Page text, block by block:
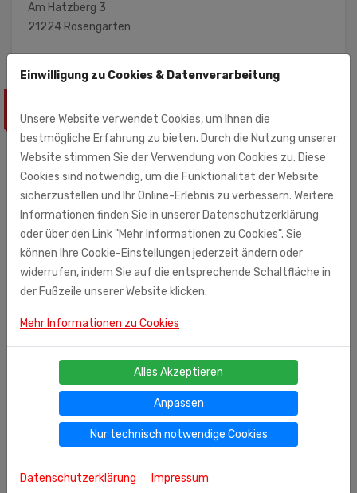
Am Hatzberg 3
21224 Rosengarten
500g (kg = 5.98 €)
Ähnliche Produkte
Kartoffelsuppe "Rassolnik" mit Salzgurken und
Einwilligung zu Cookies & Datenverarbeitung
Unsere Website verwendet Cookies, um Ihnen die
bestmögliche Erfahrung zu bieten. Durch die Nutzung unserer
Website stimmen Sie der Verwendung von Cookies zu. Diese
Cookies sind notwendig, um die Funktionalität der Website
sicherzustellen und Ihr Online-Erlebnis zu verbessern. Weitere
Informationen finden Sie in unserer Datenschutzerklärung
oder über den Link "Mehr Informationen zu Cookies". Sie
können Ihre Cookie-Einstellungen jederzeit ändern oder
widerrufen, indem Sie auf die entsprechende Schaltfläche in
der Fußzeile unserer Website klicken.
Mehr Informationen zu Cookies
Alles Akzeptieren
Anpassen
Nur technisch notwendige Cookies
Datenschutzerklärung Impressum